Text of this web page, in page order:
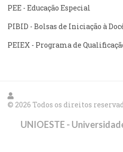
PEE - Educação Especial
PIBID - Bolsas de Iniciação à
PEIEX - Programa de
© 2026 Todos os direitos
UNIOESTE -